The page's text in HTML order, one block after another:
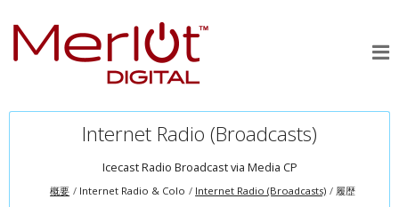
Internet Radio (Broadcasts)
Icecast Radio Broadcast via Media CP
概要 Internet Radio & Colo Internet Radio (Broadcasts) 履歴